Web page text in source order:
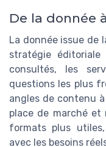
De la donnée
La donnée issue de
stratégie
consultés, les
questions les plus
angles de contenu
place de marché et
formats plus
avec les besoins